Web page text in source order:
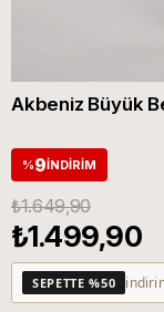
Akbeniz Büyük
%9İNDIRIM
₺1.649,90
₺1.499,90
SEPETTE %50